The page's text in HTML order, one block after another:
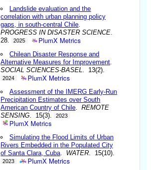
Landslide evaluation and the
correlation with urban planning policy
gaps, in south-central Chile
PROGRESS IN DISASTER SCIENCE
28.
2025 PlumX Metrics
Chilean Disaster Response and
Alternative Measures for Improvement
SOCIAL SCIENCES-BASEL
. 13(2).
2024 PlumX Metrics
Assessment of the IMERG Early-Run
Precipitation Estimates over South
American Country of Chile .REMOTE
SENSING . 15(3). 2023
PlumX Metrics
Simulating the Flood Limits of Urban
Rivers Embedded in the Populated City
of Santa Clara, Cuba
WATER . 15(10).
2023 PlumX Metrics